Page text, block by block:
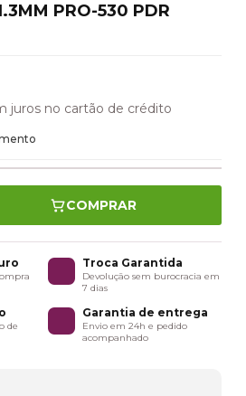
PRO-530 PDR
juros no cartão de crédito
COMPRAR
Troca Garantida
Devolução sem burocracia em
7 dias
de
Garantia de entrega
Envio em 24h e pedido
acompanhado